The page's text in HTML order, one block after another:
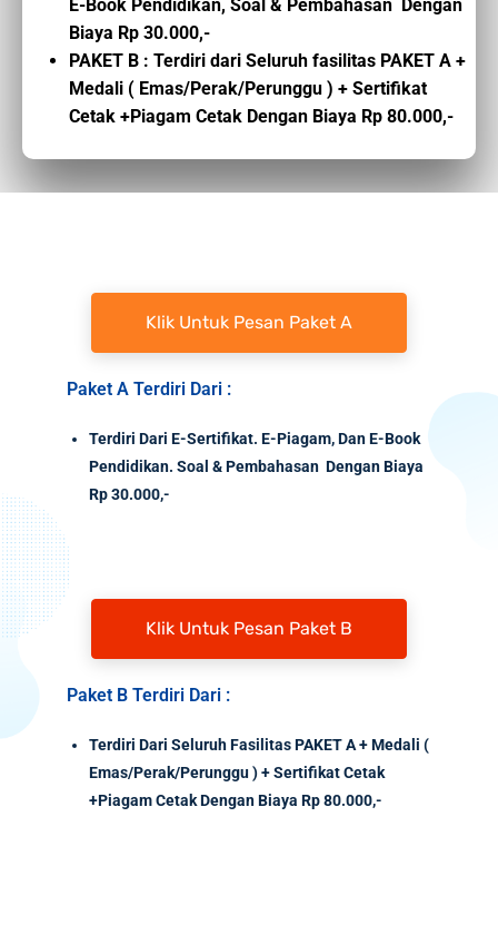
E-Book Pendidikan, Soal & Pembahasan Dengan
Biaya Rp 30.000,-
PAKET B : Terdiri dari Seluruh fasilitas PAKET A +
Medali ( Emas/Perak/Perunggu ) + Sertifikat
Cetak +Piagam Cetak Dengan Biaya Rp 80.000,-
Klik Untuk Pesan Paket A
Paket A Terdiri Dari :
Terdiri Dari E-Sertifikat. E-Piagam, Dan E-Book
Pendidikan. Soal & Pembahasan Dengan Biaya
Rp 30.000,-
Klik Untuk Pesan Paket B
Paket B Terdiri Dari :
Terdiri Dari Seluruh Fasilitas PAKET A + Medali (
Emas/Perak/Perunggu ) + Sertifikat Cetak
+Piagam Cetak Dengan Biaya Rp 80.000,-